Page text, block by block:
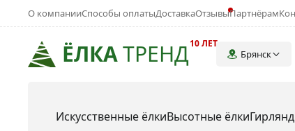
ЁЛКАТРЕНД10 ЛЕТ
Брянск
О компанииСпособы оплатыДоставкаОтзывыПартнёрам
Искусственные ёлкиВысотные ёлки